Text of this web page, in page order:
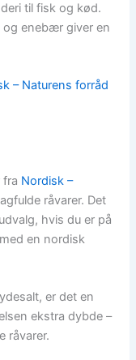
til fisk og kød.
enebær giver en
– Naturens forråd
fra Nordisk –
råvarer. Det
hvis du er på
en nordisk
er det en
ekstra dybde –
råvarer.